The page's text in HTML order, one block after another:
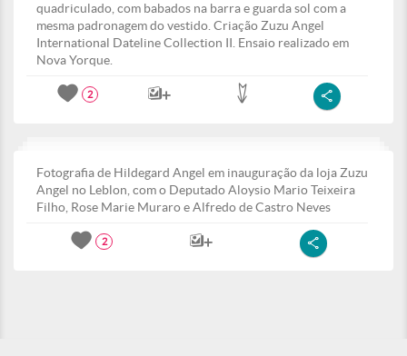
quadriculado, com babados na barra e guarda sol com a
mesma padronagem do vestido. Criação Zuzu Angel
International Dateline Collection II. Ensaio realizado em
Nova Yorque.
2
Fotografia de Hildegard Angel em inauguração da loja Zuzu
Angel no Leblon, com o Deputado Aloysio Mario Teixeira
Filho, Rose Marie Muraro e Alfredo de Castro Neves
2